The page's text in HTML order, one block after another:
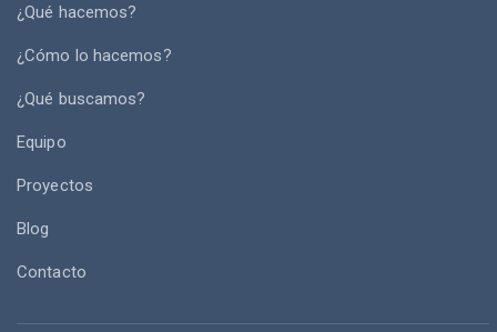
¿Qué hacemos?
¿Cómo lo hacemos?
¿Qué buscamos?
Equipo
Proyectos
Blog
Contacto